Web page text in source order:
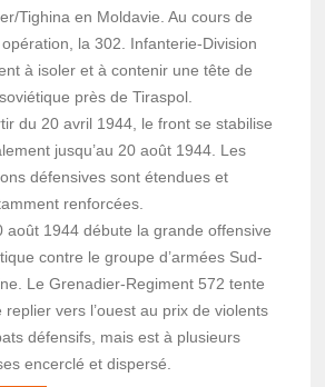
Tighina en Moldavie. Au cours de
la 302. Infanterie-Division
à isoler et à contenir une tête de
près de Tiraspol.
du 20 avril 1944, le front se stabilise
jusqu’au 20 août 1944. Les
défensives sont étendues et
renforcées.
août 1944 débute la grande offensive
contre le groupe d’armées Sud-
Le Grenadier-Regiment 572 tente
replier vers l’ouest au prix de violents
défensifs, mais est à plusieurs
encerclé et dispersé.